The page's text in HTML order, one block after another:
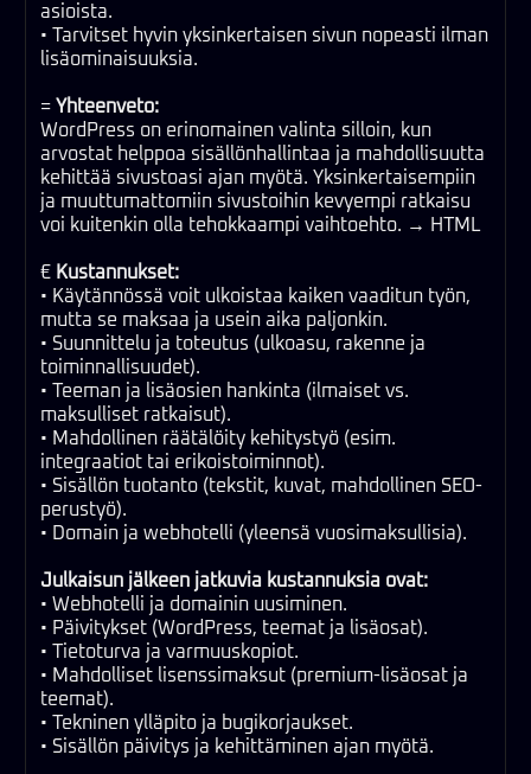
asioista.
• Tarvitset hyvin yksinkertaisen sivun nopeasti ilman
lisäominaisuuksia.
= Yhteenveto:
WordPress on erinomainen valinta silloin, kun
arvostat helppoa sisällönhallintaa ja mahdollisuutta
kehittää sivustoasi ajan myötä. Yksinkertaisempiin
ja muuttumattomiin sivustoihin kevyempi ratkaisu
voi kuitenkin olla tehokkaampi vaihtoehto. → HTML
€ Kustannukset:
• Käytännössä voit ulkoistaa kaiken vaaditun työn,
mutta se maksaa ja usein aika paljonkin.
• Suunnittelu ja toteutus (ulkoasu, rakenne ja
toiminnallisuudet).
• Teeman ja lisäosien hankinta (ilmaiset vs.
maksulliset ratkaisut).
• Mahdollinen räätälöity kehitystyö (esim.
integraatiot tai erikoistoiminnot).
• Sisällön tuotanto (tekstit, kuvat, mahdollinen SEO-
perustyö).
• Domain ja webhotelli (yleensä vuosimaksullisia).
Julkaisun jälkeen jatkuvia kustannuksia ovat:
• Webhotelli ja domainin uusiminen.
• Päivitykset (WordPress, teemat ja lisäosat).
• Tietoturva ja varmuuskopiot.
• Mahdolliset lisenssimaksut (premium-lisäosat ja
teemat).
• Tekninen ylläpito ja bugikorjaukset.
• Sisällön päivitys ja kehittäminen ajan myötä.